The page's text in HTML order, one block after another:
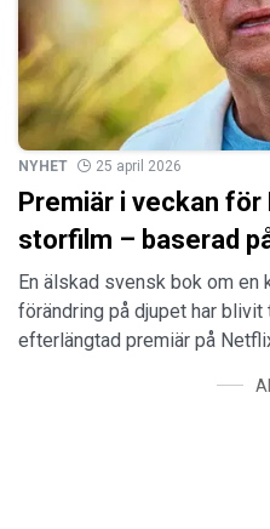
NYHET 25 april 2026
Premiär i veckan
storfilm – baserad
En älskad svensk bok om en
förändring på djupet har
efterlängtad premiär på